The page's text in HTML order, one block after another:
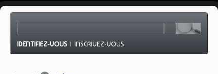
IDENTIFIEZ-VOUS |INSCRIVEZ-VOUS